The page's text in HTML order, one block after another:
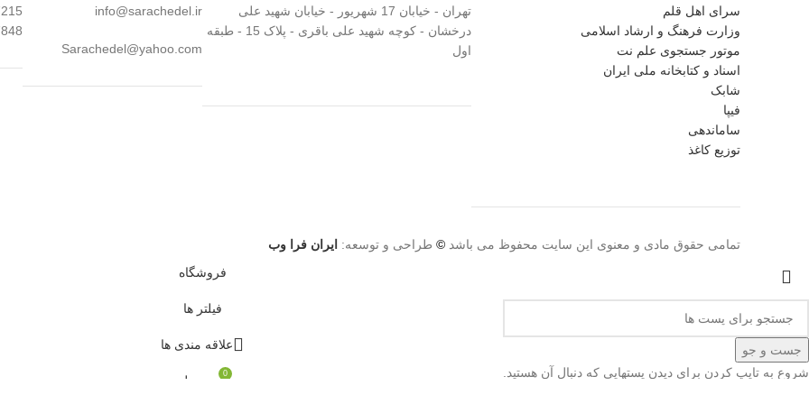
سرای اهل قلم
وزارت فرهنگ و ارشاد اسلامی
موتور جستجوی علم نت
اسناد و کتابخانه ملی ایران
شابک
فیپا
ساماندهی
توزیع کاغذ
تهران - خیابان 17 شهریور - خیابان شهید علی
درخشان - کوچه شهید علی باقری - پلاک 15 - طبقه
اول
info@sarachedel.ir
Sarachedel@yahoo.com
تمامی حقوق مادی و معنوی این سایت محفوظ می باشد © طراحی و توسعه: ایران فرا وب
جست و جو
شروع به تایپ کردن برای دیدن پستهایی که دنبال آن هستید.
فروشگاه
فیلتر ها
علاقه مندی ها
0 محصول